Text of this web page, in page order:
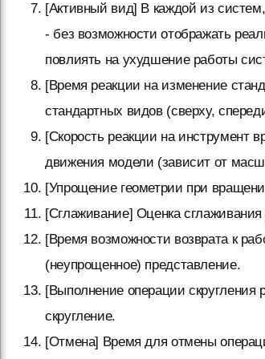
[Активный вид] В каждой из
- без возможности отображать
повлиять на ухудшение работы
[Время реакции на изменение
стандартных видов (сверху,
[Скорость реакции на инструмент
движения модели (зависит от
[Упрощение геометрии при
[Сглаживание] Оценка сглаживания
[Время возможности возврата к
(неупрощенное) представление.
[Выполнение операции скругления
скругление.
[Отмена] Время для отмены